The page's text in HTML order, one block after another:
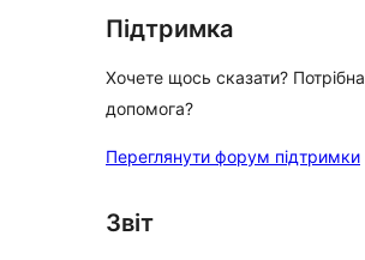
Підтримка
Хочете щось сказати? Потрібна
допомога?
Переглянути форум підтримки
Звіт